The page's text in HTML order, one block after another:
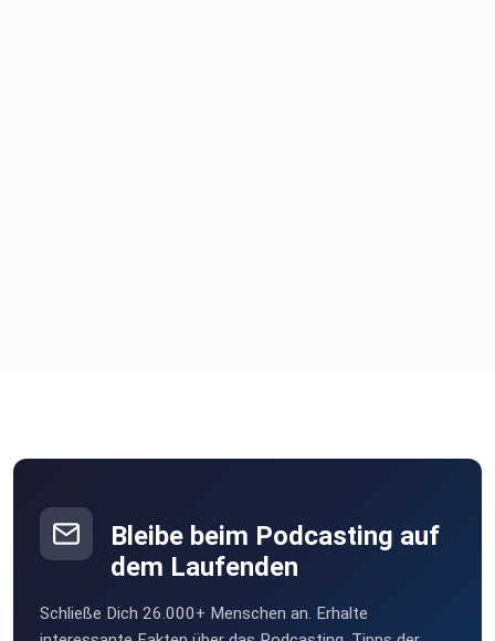
Bleibe beim Podcasting auf
dem Laufenden
Schließe Dich 26.000+ Menschen an. Erhalte